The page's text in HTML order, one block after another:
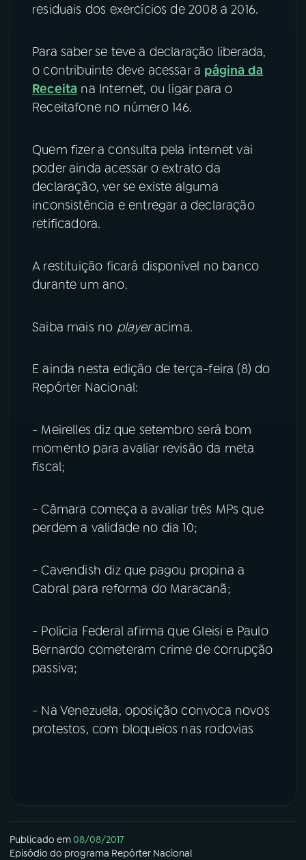
residuais dos exercícios de 2008 a 2016.
Para saber se teve a declaração liberada,
o contribuinte deve acessar a página da
Receita na Internet, ou ligar para o
Receitafone no número 146.
Quem fizer a consulta pela internet vai
poder ainda acessar o extrato da
declaração, ver se existe alguma
inconsistência e entregar a declaração
retificadora.
A restituição ficará disponível no banco
durante um ano.
Saiba mais no playeracima.
E ainda nesta edição de terça-feira (8) do
Repórter Nacional:
- Meirelles diz que setembro será bom
momento para avaliar revisão da meta
fiscal;
- Câmara começa a avaliar três MPs que
perdem a validade no dia 10;
- Cavendish diz que pagou propina a
Cabral para reforma do Maracanã;
- Polícia Federal afirma que Gleisi e Paulo
Bernardo cometeram crime de corrupção
passiva;
- Na Venezuela, oposição convoca novos
protestos, com bloqueios nas rodovias
Publicado em08/08/2017
Episódio do programa Repórter Nacional